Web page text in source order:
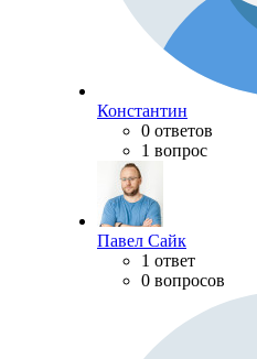
Константин
0 ответов
1 вопрос
Павел Сайк
1 ответ
0 вопросов